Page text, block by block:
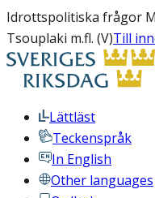
Idrottspolitiska frågor
Tsouplaki m.fl. (V)Till
Lättläst
Teckenspråk
In English
Other languages